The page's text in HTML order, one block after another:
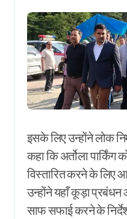
इसके लिए उन्होंने लोक
कहा कि अर्तोला पार्किंग
विस्तारित करने के लिए
उन्होंने यहाँ कूड़ा प्रबंधन
साफ सफाई करने के